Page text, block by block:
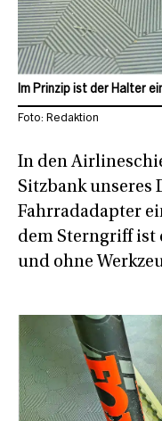
Im Prinzip ist der Halter
Foto: Redaktion
In den
Sitzbank unseres
Fahrradadapter
dem Sterngriff
und ohne